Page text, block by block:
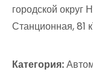
городской округ
Станционная, 81
Категория: